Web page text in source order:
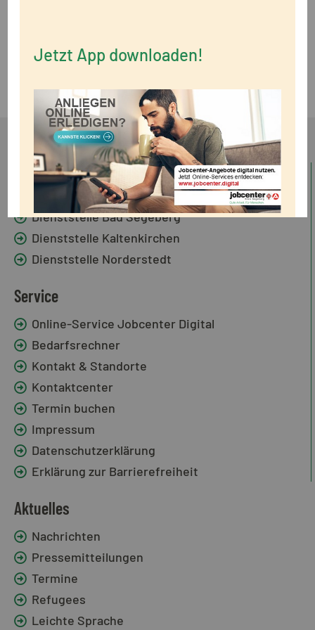
Standorte
Dienststelle Bad Segeberg
Dienststelle Kaltenkirchen
Dienststelle Norderstedt
Service
Online-Service Jobcenter Digital
Bedarfsrechner
Kontakt & Standorte
Kontaktcenter
Termin buchen
Impressum
Datenschutzerklärung
Erklärung zur Barrierefreiheit
Aktuelles
Nachrichten
Pressemitteilungen
Termine
Refugees
Leichte Sprache
Jetzt App downloaden!